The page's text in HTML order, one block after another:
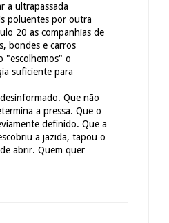
a ultrapassada
poluentes por outra
20 as companhias de
bondes e carros
"escolhemos" o
suficiente para
Que não
a pressa. Que o
definido. Que a
a jazida, tapou o
abrir. Quem quer